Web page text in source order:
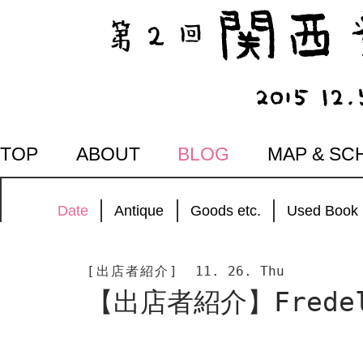
TOP ABOUT BLOG MAP &
Date Antique Goods etc. Used Book
[出店者紹介] 11. 26. Thu
【出店者紹介】